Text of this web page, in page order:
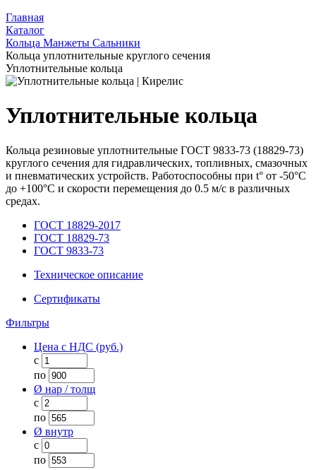
Главная
Каталог
Кольца Манжеты Сальники
Кольца уплотнительные круглого сечения
Уплотнительные кольца
Уплотнительные кольца
Кольца резиновые уплотнительные ГОСТ 9833-73 (18829-73)
круглого сечения для гидравлических, топливных, смазочных
и пневматических устройств. Работоспособны при t° от -50°С
до +100°С и скорости перемещения до 0.5 м/с в различных
средах.
ГОСТ 18829-2017
ГОСТ 18829-73
ГОСТ 9833-73
Техническое описание
Сертификаты
Фильтры
Цена с НДС (руб.)
с
по
Ø нар / толщ
с
по
Ø внутр
с
по